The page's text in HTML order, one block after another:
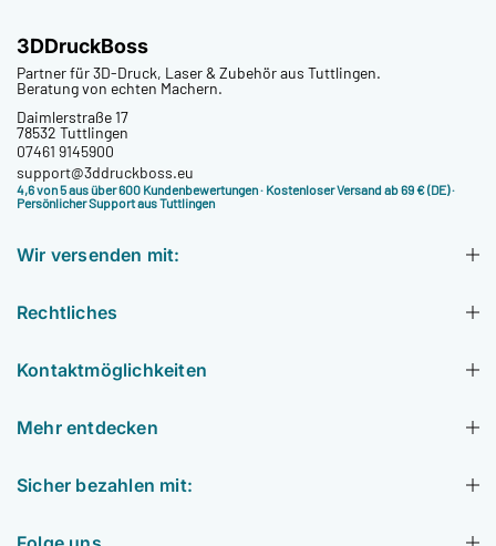
3DDruckBoss
Partner für 3D-Druck, Laser & Zubehör aus Tuttlingen.
Beratung von echten Machern.
Daimlerstraße 17
78532 Tuttlingen
07461 9145900
support@3ddruckboss.eu
4,6 von 5 aus über 600 Kundenbewertungen· Kostenloser Versand ab 69 € (DE) ·
Persönlicher Support aus Tuttlingen
Wir versenden mit:
Rechtliches
Kontaktmöglichkeiten
Mehr entdecken
Sicher bezahlen mit: